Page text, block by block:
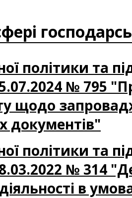
політики та
№ 795
щодо
документів"
політики та
№ 314
в